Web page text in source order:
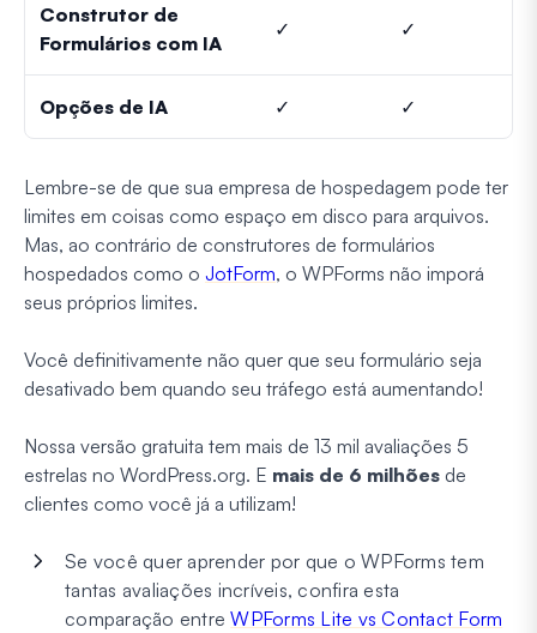
Construtor de
Formulários com IA
✓ ✓
Opções de IA ✓ ✓
Lembre-se de que sua empresa de hospedagem pode ter
limites em coisas como espaço em disco para arquivos.
Mas, ao contrário de construtores de formulários
hospedados como o JotForm, o WPForms não imporá
seus próprios limites.
Você definitivamente não quer que seu formulário seja
desativado bem quando seu tráfego está aumentando!
Nossa versão gratuita tem mais de 13 mil avaliações 5
estrelas no WordPress.org. E mais de 6 milhões de
clientes como você já a utilizam!
Se você quer aprender por que o WPForms tem
tantas avaliações incríveis, confira esta
comparação entreWPForms Lite vs Contact Form